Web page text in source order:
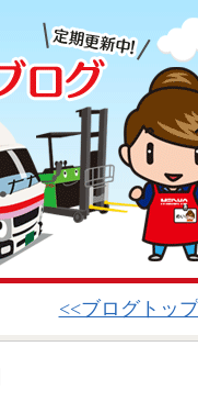
<<ブログトッ